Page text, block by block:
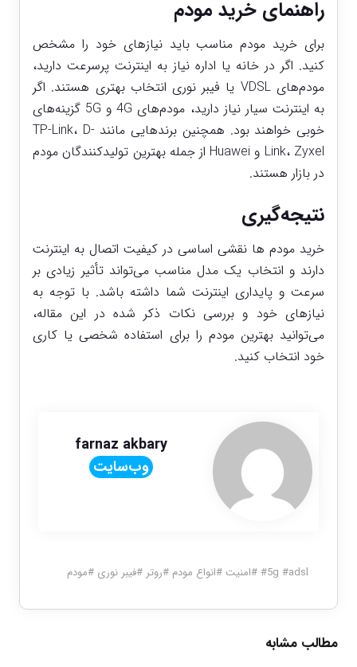
راهنمای خرید مودم
برای خرید مودم مناسب باید نیازهای خود را مشخص
کنید. اگر در خانه یا اداره نیاز به اینترنت پرسرعت دارید،
مودم‌های VDSL یا فیبر نوری انتخاب بهتری هستند. اگر
به اینترنت سیار نیاز دارید، مودم‌های 4G و 5G گزینه‌های
خوبی خواهند بود. همچنین برندهایی مانند TP-Link، D-
Link، Zyxel و Huawei از جمله بهترین تولیدکنندگان مودم
در بازار هستند.
نتیجه‌گیری
خرید مودم‌ ها نقشی اساسی در کیفیت اتصال به اینترنت
دارند و انتخاب یک مدل مناسب می‌تواند تأثیر زیادی بر
سرعت و پایداری اینترنت شما داشته باشد. با توجه به
نیازهای خود و بررسی نکات ذکر شده در این مقاله،
می‌توانید بهترین مودم را برای استفاده شخصی یا کاری
خود انتخاب کنید.
farnaz akbary
وب‌سایت
#5g #adsl
#امنیت #انواع مودم #روتر #فیبر نوری #مودم
مطالب مشابه